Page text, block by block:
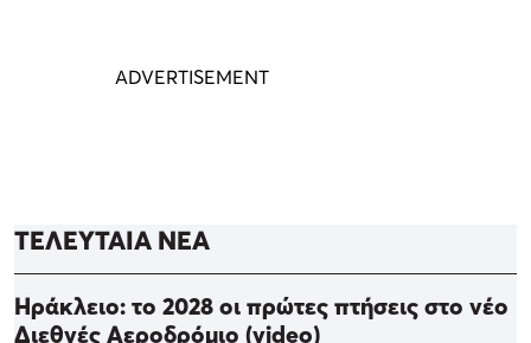
ΤΕΛΕΥΤΑΙΑ ΝΕΑ
Ηράκλειο: το 2028 οι πρώτες πτήσεις στο νέο
Διεθνές Αεροδρόμιο (video)